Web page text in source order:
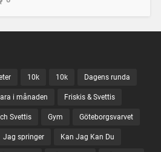
10k 10k Dagens runda
i månaden Friskis & Svettis
Svettis Gym Göteborgsvarvet
Jag springer Kan Jag Kan Du